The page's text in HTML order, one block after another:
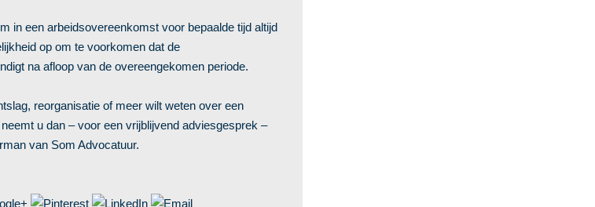
in een arbeidsovereenkomst voor bepaalde tijd altijd
op om te voorkomen dat de
na afloop van de overeengekomen periode.
reorganisatie of meer wilt weten over een
u dan – voor een vrijblijvend adviesgesprek –
van Som Advocatuur.